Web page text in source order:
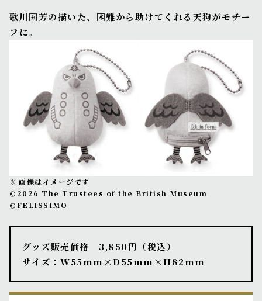
歌川国芳の描いた、困難から助けてくれる天狗がモチー
フに。
画像はイメージです
©2026 The Trustees of the British Museum
©FELISSIMO
グッズ販売価格 3,850円（税込）
サイズ：W55mm×D55mm×H82mm